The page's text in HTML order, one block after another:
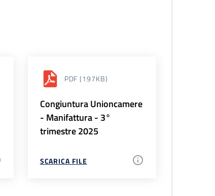
PDF (197KB)
Congiuntura Unioncamere
- Manifattura - 3°
trimestre 2025
SCARICA FILE